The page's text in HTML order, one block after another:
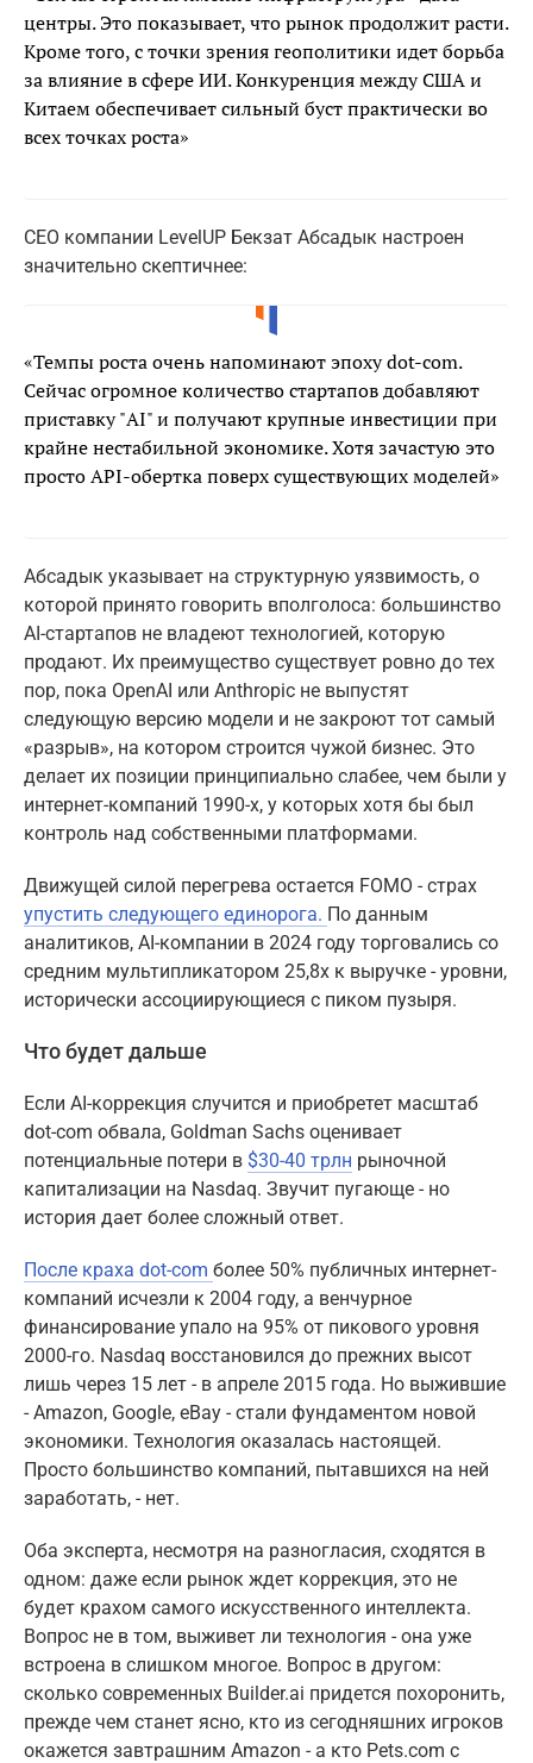
центры. Это показывает, что рынок продолжит расти.
Кроме того, с точки зрения геополитики идет борьба
за влияние в сфере ИИ. Конкуренция между США и
Китаем обеспечивает сильный буст практически во
всех точках роста»
CEO компании LevelUP Бекзат Абсадык настроен
значительно скептичнее:
«Темпы роста очень напоминают эпоху dot-com.
Сейчас огромное количество стартапов добавляют
приставку "AI" и получают крупные инвестиции при
крайне нестабильной экономике. Хотя зачастую это
просто API-обертка поверх существующих моделей»
Абсадык указывает на структурную уязвимость, о
которой принято говорить вполголоса: большинство
AI-стартапов не владеют технологией, которую
продают. Их преимущество существует ровно до тех
пор, пока OpenAI или Anthropic не выпустят
следующую версию модели и не закроют тот самый
«разрыв», на котором строится чужой бизнес. Это
делает их позиции принципиально слабее, чем были у
интернет-компаний 1990-х, у которых хотя бы был
контроль над собственными платформами.
Движущей силой перегрева остается FOMO - страх
упустить следующего единорога. По данным
аналитиков, AI-компании в 2024 году торговались со
средним мультипликатором 25,8x к выручке - уровни,
исторически ассоциирующиеся с пиком пузыря.
Что будет дальше
Если AI-коррекция случится и приобретет масштаб
dot-com обвала, Goldman Sachs оценивает
потенциальные потери в $30-40 трлн рыночной
капитализации на Nasdaq. Звучит пугающе - но
история дает более сложный ответ.
После краха dot-com более 50% публичных интернет-
компаний исчезли к 2004 году, а венчурное
финансирование упало на 95% от пикового уровня
2000-го. Nasdaq восстановился до прежних высот
лишь через 15 лет - в апреле 2015 года. Но выжившие
- Amazon, Google, eBay - стали фундаментом новой
экономики. Технология оказалась настоящей.
Просто большинство компаний, пытавшихся на ней
заработать, - нет.
Оба эксперта, несмотря на разногласия, сходятся в
одном: даже если рынок ждет коррекция, это не
будет крахом самого искусственного интеллекта.
Вопрос не в том, выживет ли технология - она уже
встроена в слишком многое. Вопрос в другом:
сколько современных Builder.ai придется похоронить,
прежде чем станет ясно, кто из сегодняшних игроков
окажется завтрашним Amazon - а кто Pets.com с